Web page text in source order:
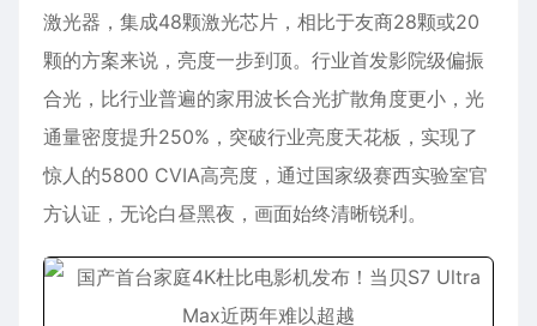
激光器，集成48颗激光芯片，相比于友商28颗或20
颗的方案来说，亮度一步到顶。行业首发影院级偏振
合光，比行业普遍的家用波长合光扩散角度更小，光
通量密度提升250%，突破行业亮度天花板，实现了
惊人的5800 CVIA高亮度，通过国家级赛西实验室官
方认证，无论白昼黑夜，画面始终清晰锐利。